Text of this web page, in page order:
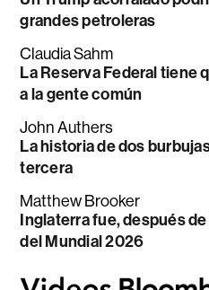
grandes petroleras
Claudia Sahm
La Reserva Federal tiene
a la gente común
John Authers
La historia de dos
tercera
Matthew Brooker
Inglaterra fue, después
del Mundial 2026